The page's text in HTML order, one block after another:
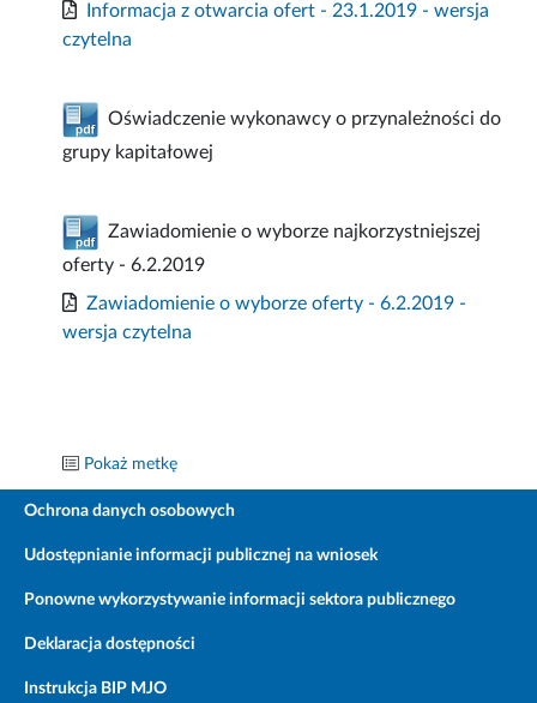
Informacja z otwarcia ofert - 23.1.2019 - wersja
czytelna
Oświadczenie wykonawcy o przynależności do
grupy kapitałowej
Zawiadomienie o wyborze najkorzystniejszej
oferty - 6.2.2019
Zawiadomienie o wyborze oferty - 6.2.2019 -
wersja czytelna
Pokaż metkę
Ochrona danych osobowych
Udostępnianie informacji publicznej na wniosek
Ponowne wykorzystywanie informacji sektora publicznego
Deklaracja dostępności
Instrukcja BIP MJO